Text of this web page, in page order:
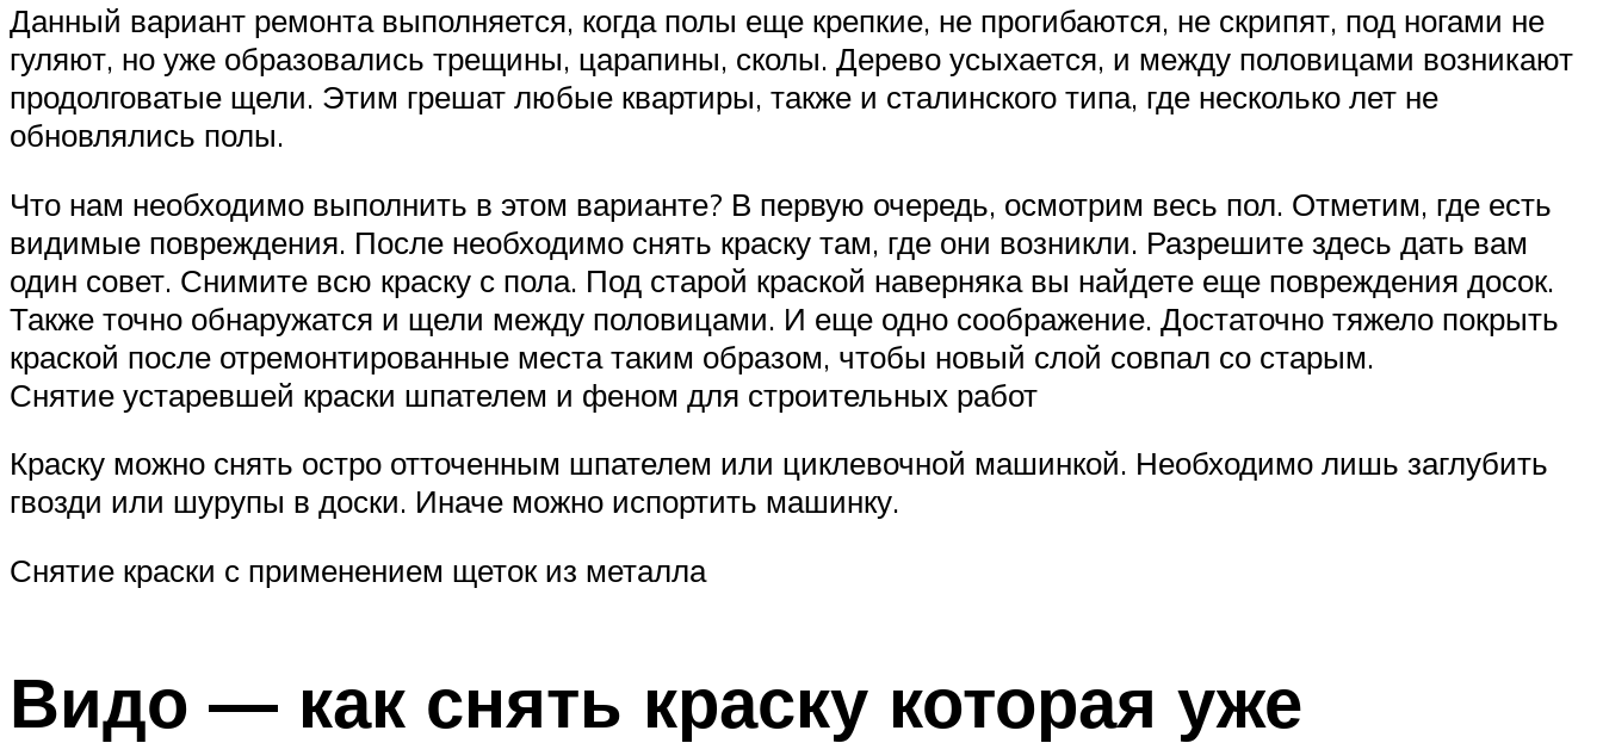
Данный вариант ремонта выполняется, когда полы еще крепкие, не прогибаются, не скрипят, под ногами не
гуляют, но уже образовались трещины, царапины, сколы. Дерево усыхается, и между половицами возникают
продолговатые щели. Этим грешат любые квартиры, также и сталинского типа, где несколько лет не
обновлялись полы.
Что нам необходимо выполнить в этом варианте? В первую очередь, осмотрим весь пол. Отметим, где есть
видимые повреждения. После необходимо снять краску там, где они возникли. Разрешите здесь дать вам
один совет. Снимите всю краску с пола. Под старой краской наверняка вы найдете еще повреждения досок.
Также точно обнаружатся и щели между половицами. И еще одно соображение. Достаточно тяжело покрыть
краской после отремонтированные места таким образом, чтобы новый слой совпал со старым.
Снятие устаревшей краски шпателем и феном для строительных работ
Краску можно снять остро отточенным шпателем или циклевочной машинкой. Необходимо лишь заглубить
гвозди или шурупы в доски. Иначе можно испортить машинку.
Снятие краски с применением щеток из металла
Видо — как снять краску которая уже